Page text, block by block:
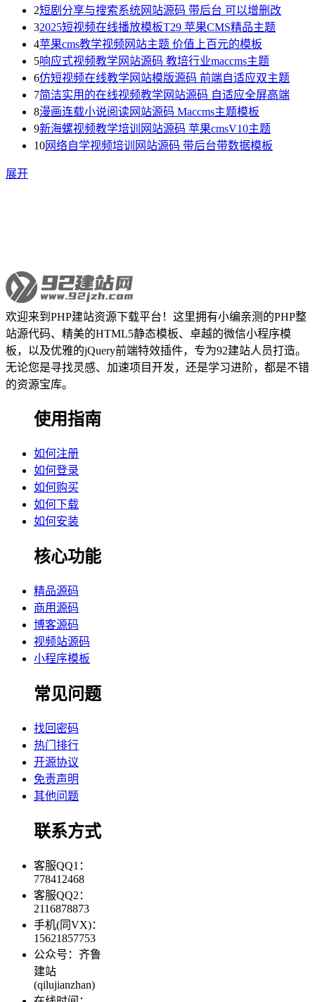
2短剧分享与搜索系统网站源码 带后台 可以增删改
32025短视频在线播放模板T29 苹果CMS精品主题
4苹果cms教学视频网站主题 价值上百元的模板
5响应式视频教学网站源码 教培行业maccms主题
6仿短视频在线教学网站模版源码 前端自适应双主题
7简洁实用的在线视频教学网站源码 自适应全屏高端
8漫画连载小说阅读网站源码 Maccms主题模板
9新海螺视频教学培训网站源码 苹果cmsV10主题
10网络自学视频培训网站源码 带后台带数据模板
展开
欢迎来到PHP建站资源下载平台！这里拥有小编亲测的PHP整
站源代码、精美的HTML5静态模板、卓越的微信小程序模
板，以及优雅的jQuery前端特效插件，专为92建站人员打造。
无论您是寻找灵感、加速项目开发，还是学习进阶，都是不错
的资源宝库。
使用指南
如何注册
如何登录
如何购买
如何下载
如何安装
核心功能
精品源码
商用源码
博客源码
视频站源码
小程序模板
常见问题
找回密码
热门排行
开源协议
免责声明
其他问题
联系方式
客服QQ1：
778412468
客服QQ2：
2116878873
手机(同VX)：
15621857753
公众号：齐鲁
建站
(qilujianzhan)